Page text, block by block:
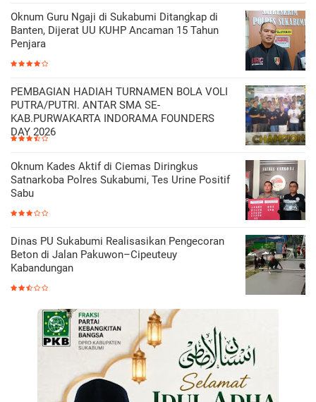
Oknum Guru Ngaji di Sukabumi Ditangkap di
Banten, Dijerat UU KUHP Ancaman 15 Tahun
Penjara
PEMBAGIAN HADIAH TURNAMEN BOLA VOLI
PUTRA/PUTRI. ANTAR SMA SE-
KAB.PURWAKARTA INDORAMA FOUNDERS
DAY 2026
Oknum Kades Aktif di Ciemas Diringkus
Satnarkoba Polres Sukabumi, Tes Urine Positif
Sabu
Dinas PU Sukabumi Realisasikan Pengecoran
Beton di Jalan Pakuwon–Cipeuteuy
Kabandungan